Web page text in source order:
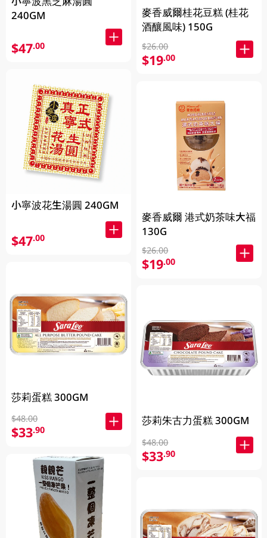
240GM
$47.00
小寧波花生湯圓 240GM
$47.00
莎莉蛋糕 300GM
$48.00
$33.90
麥香威爾桂花豆糕 (桂花
酒釀風味) 150G
$26.00
$19.00
麥香威爾 港式奶茶味大福
130G
$26.00
$19.00
莎莉朱古力蛋糕 300GM
$48.00
$33.90